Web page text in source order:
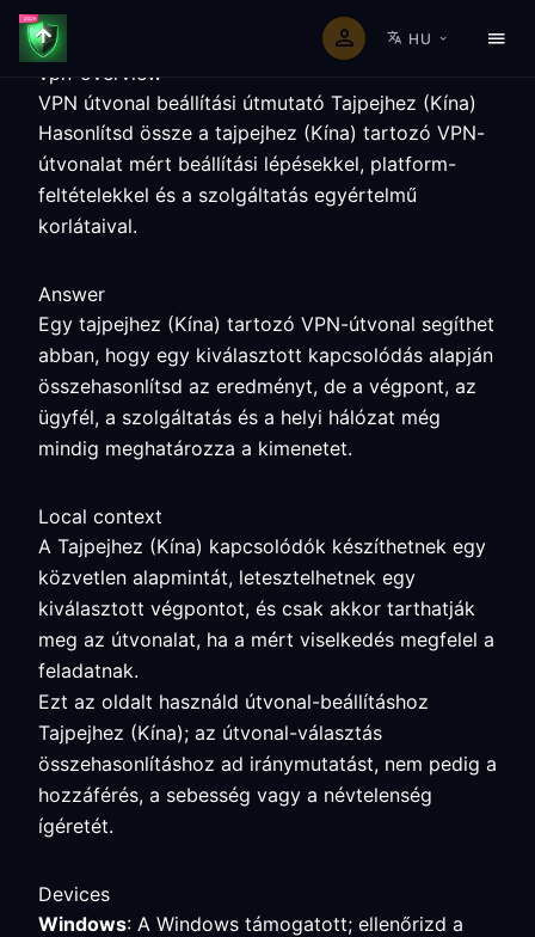
HU
vpn-overview
VPN útvonal beállítási útmutató Tajpejhez (Kína)
Hasonlítsd össze a tajpejhez (Kína) tartozó VPN-
útvonalat mért beállítási lépésekkel, platform-
feltételekkel és a szolgáltatás egyértelmű
korlátaival.
Answer
Egy tajpejhez (Kína) tartozó VPN-útvonal segíthet
abban, hogy egy kiválasztott kapcsolódás alapján
összehasonlítsd az eredményt, de a végpont, az
ügyfél, a szolgáltatás és a helyi hálózat még
mindig meghatározza a kimenetet.
Local context
A Tajpejhez (Kína) kapcsolódók készíthetnek egy
közvetlen alapmintát, letesztelhetnek egy
kiválasztott végpontot, és csak akkor tarthatják
meg az útvonalat, ha a mért viselkedés megfelel a
feladatnak.
Ezt az oldalt használd útvonal-beállításhoz
Tajpejhez (Kína); az útvonal-választás
összehasonlításhoz ad iránymutatást, nem pedig a
hozzáférés, a sebesség vagy a névtelenség
ígéretét.
Devices
Windows: A Windows támogatott; ellenőrizd a